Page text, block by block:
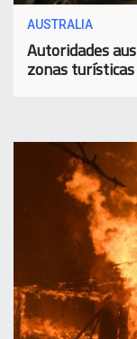
AUSTRALIA
Autoridades
zonas